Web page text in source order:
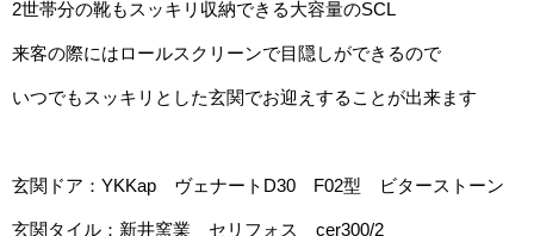
2世帯分の靴もスッキリ収納できる大容量のSCL
来客の際にはロールスクリーンで目隠しができるので
いつでもスッキリとした玄関でお迎えすることが出来ます
玄関ドア：YKKap ヴェナートD30 F02型 ビターストーン
玄関タイル：新井窯業 セリフォス cer300/2